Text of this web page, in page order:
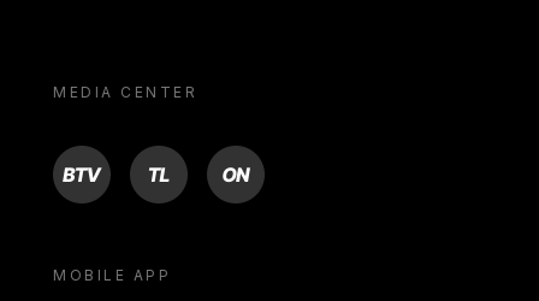
MEDIA CENTER
BTV TL ON
MOBILE APP